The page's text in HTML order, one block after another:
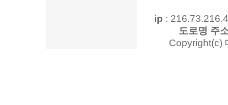
ip :
도로명 주
Copyright(c)